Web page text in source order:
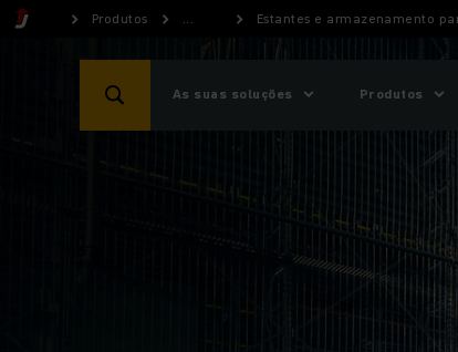
Produtos ... Estantes e armazenamento
As suas soluções Produtos